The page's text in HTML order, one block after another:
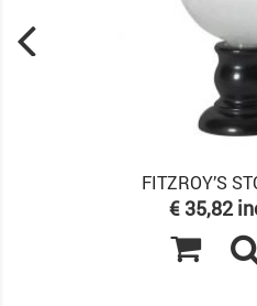
FITZROY’S
Prijs
€ 35,82